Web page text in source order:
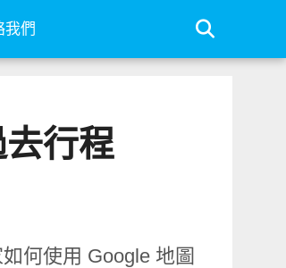
我們
行程
何使用 Google 地圖